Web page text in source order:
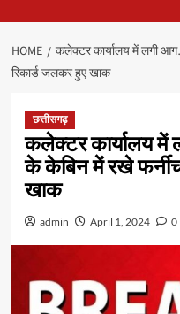
HOME
कलेक्टर कार्यालय में लगी
रिकार्ड जलकर हुए खाक
छत्तीसगढ़
कलेक्टर कार्यालय
के केबिन में रखे
खाक
admin April 1, 2024 0